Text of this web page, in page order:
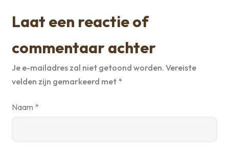
Laat een reactie of
commentaar achter
Je e-mailadres zal niet getoond worden. Vereiste
velden zijn gemarkeerd met *
Naam *